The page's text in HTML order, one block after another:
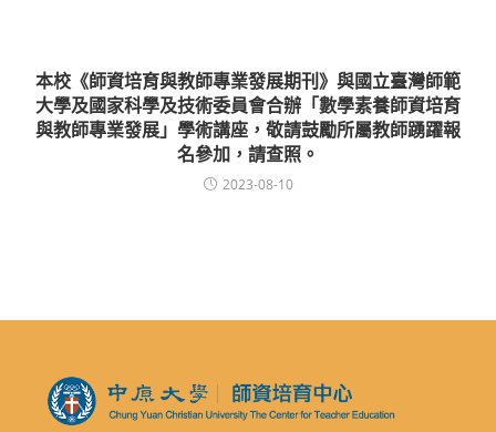
本校《師資培育與教師專業發展期刊》與國立臺灣師範
大學及國家科學及技術委員會合辦「數學素養師資培育
與教師專業發展」學術講座，敬請鼓勵所屬教師踴躍報
名參加，請查照。
2023-08-10